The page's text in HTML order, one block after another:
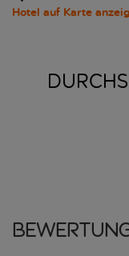
Hotel auf Karte